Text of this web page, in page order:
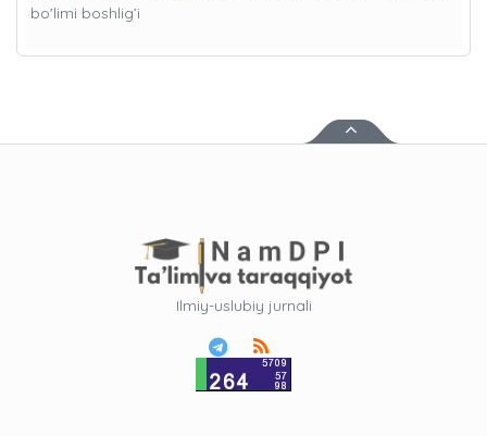
bo'limi boshlig’i
Ilmiy-uslubiy jurnali